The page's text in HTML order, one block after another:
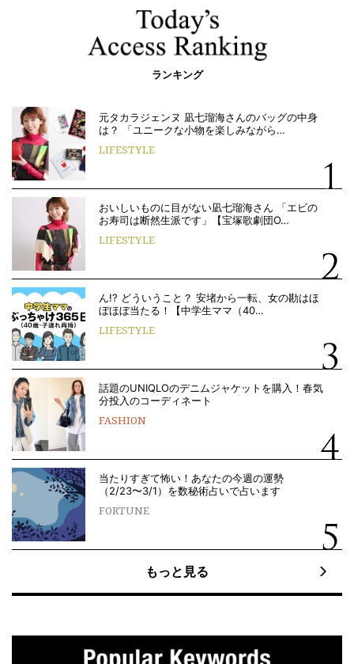
ランキング
元タカラジェンヌ 凪七瑠海さんのバッグの中身
は？ 「ユニークな小物を楽しみながら…
LIFESTYLE
おいしいものに目がない凪七瑠海さん 「エビの
お寿司は断然生派です」【宝塚歌劇団O…
LIFESTYLE
ん!? どういうこと？ 安堵から一転、女の勘はほ
ぼほぼ当たる！【中学生ママ（40…
LIFESTYLE
話題のUNIQLOのデニムジャケットを購入！春気
分投入のコーディネート
FASHION
当たりすぎて怖い！あなたの今週の運勢
（2/23〜3/1）を数秘術占いで占います
FORTUNE
もっと見る